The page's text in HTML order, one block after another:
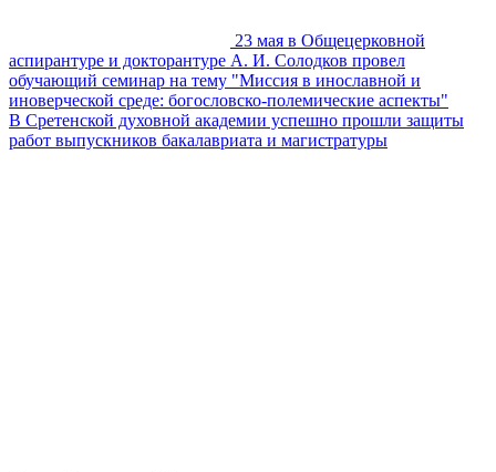
23 мая в Общецерковной
аспирантуре и докторантуре А. И. Солодков провел
обучающий семинар на тему "Миссия в инославной и
иноверческой среде: богословско-полемические аспекты"
В Сретенской духовной академии успешно прошли защиты
работ выпускников бакалавриата и магистратуры